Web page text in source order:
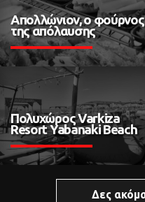
Απολλώνιον, ο φούρνος
της απόλαυσης
Πολυχώρος Varkiza
Resort Yabanaki Beach
Δες